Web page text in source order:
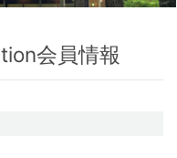
会員情報